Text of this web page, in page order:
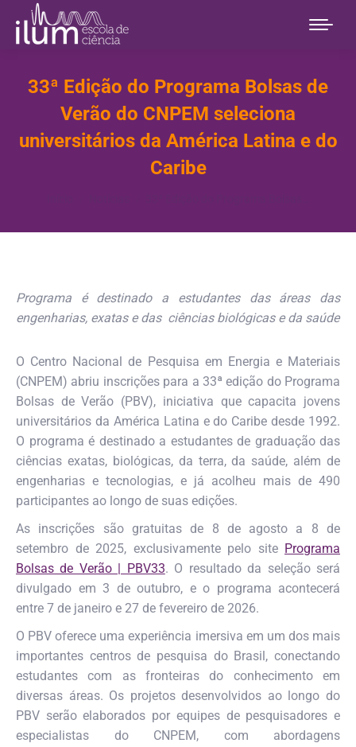
33ª Edição do Programa Bolsas de
Verão do CNPEM seleciona
universitários da América Latina e do
Caribe
Programa é destinado a estudantes das áreas das
engenharias, exatas e das ciências biológicas e da saúde
O Centro Nacional de Pesquisa em Energia e Materiais
(CNPEM) abriu inscrições para a 33ª edição do Programa
Bolsas de Verão (PBV), iniciativa que capacita jovens
universitários da América Latina e do Caribe desde 1992.
O programa é destinado a estudantes de graduação das
ciências exatas, biológicas, da terra, da saúde, além de
engenharias e tecnologias, e já acolheu mais de 490
participantes ao longo de suas edições.
As inscrições são gratuitas de 8 de agosto a 8 de
setembro de 2025, exclusivamente pelo site Programa
Bolsas de Verão | PBV33. O resultado da seleção será
divulgado em 3 de outubro, e o programa acontecerá
entre 7 de janeiro e 27 de fevereiro de 2026.
O PBV oferece uma experiência imersiva em um dos mais
importantes centros de pesquisa do Brasil, conectando
estudantes com as fronteiras do conhecimento em
diversas áreas. Os projetos desenvolvidos ao longo do
PBV serão elaborados por equipes de pesquisadores e
especialistas do CNPEM, com abordagens